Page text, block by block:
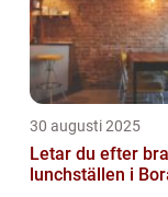
30 augusti 2025
Letar du efter bra
lunchställen i